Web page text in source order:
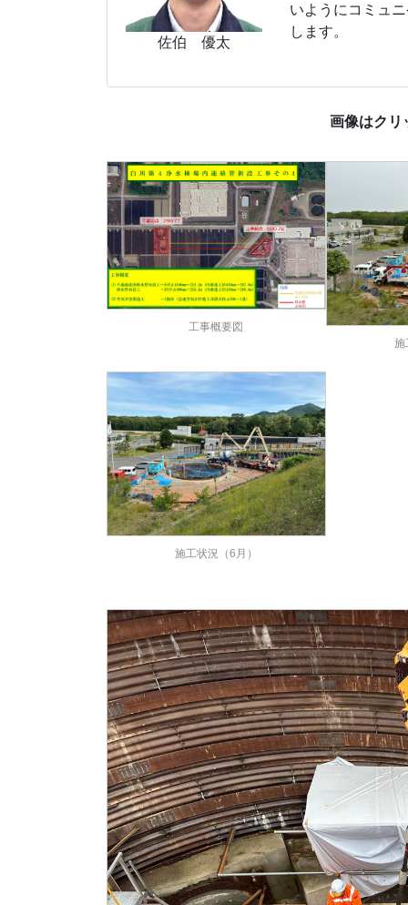
佐伯 優太
いようにコミュ
します。
画像はクリ
工事概要図
施
施工状況（6月）